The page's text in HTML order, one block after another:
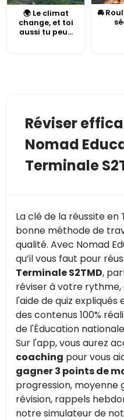
🌍 Le climat
change, et toi
aussi tu peu...
🚘
Réviser
Nomad
Terminale
La clé de la réussite en
bonne méthode de
qualité. Avec Nomad
qu’il vous faut pour
Terminale S2TMD,
réviser à votre
l'aide de quiz
des contenus 100%
de l'Éducation
Sur l'app, vous aurez
coaching pour vous
gagner 3 points de
progression, moyenne
révision, rappels
notre simulateur de